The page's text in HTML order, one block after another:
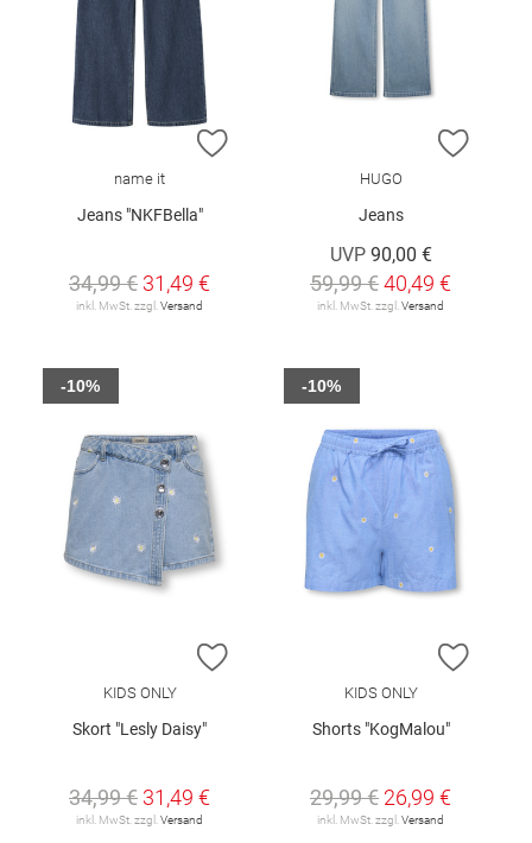
ZUR WUNSCHLISTE HINZUFÜGEN
name it
Jeans "NKFBella"
34,99 € 31,49 €
inkl. MwSt. zzgl.Versand
ZUR
HUGO
Jeans
UVP 90,00 €
59,99 €40,49 €
inkl. MwSt. zzgl.Versand
ZUR WUNSCHLISTE HINZUFÜGEN
KIDS ONLY
Skort "Lesly Daisy"
34,99 € 31,49 €
inkl. MwSt. zzgl. Versand
-10%
ZUR
KIDS ONLY
Shorts "KogMalou"
29,99 € 26,99 €
inkl. MwSt. zzgl. Versand
-10%